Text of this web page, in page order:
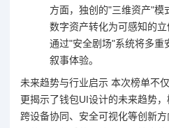
方面，独创的"三维资产"模
数字资产转化为可感知的立
通过"安全剧场"系统将多重
叙事体验。
未来趋势与行业启示 本次榜单不
更揭示了钱包UI设计的未来趋势，
跨设备协同、安全可视化等创新